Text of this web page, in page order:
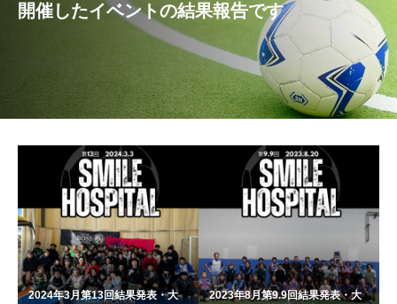
開催したイベントの結果報告です
2024年3月第13回結果発表・大
2023年8月第9.9回結果発表・大